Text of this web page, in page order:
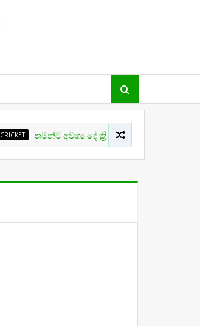
තමන්ට අවශ්‍ය දේ ක්‍රිකට් වල සිදු නොවීම ගැන ක්‍රීඩා